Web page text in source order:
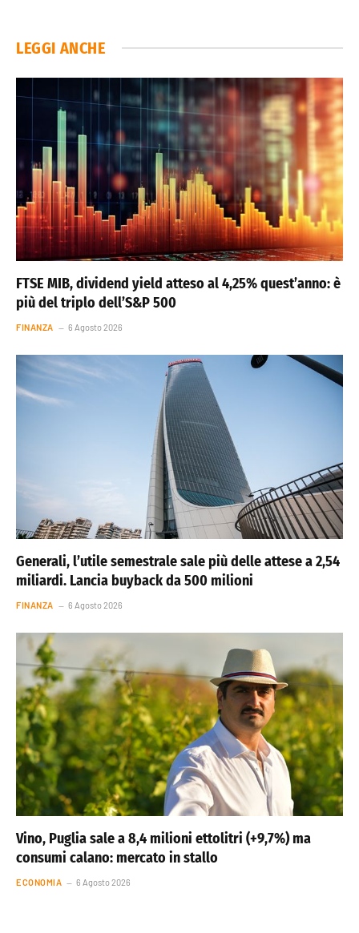
LEGGI ANCHE
FTSE MIB, dividend yield atteso al 4,25% quest’anno: è
più del triplo dell’S&P 500
FINANZA 6 Agosto 2026
Generali, l’utile semestrale sale più delle attese a 2,54
miliardi. Lancia buyback da 500 milioni
FINANZA 6 Agosto 2026
Vino, Puglia sale a 8,4 milioni ettolitri (+9,7%) ma
consumi calano: mercato in stallo
ECONOMIA 6 Agosto 2026